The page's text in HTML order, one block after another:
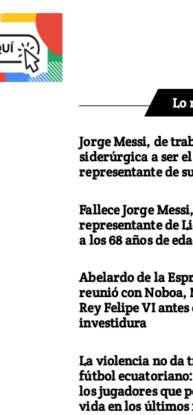
Lo
Jorge Messi, de
siderúrgica a ser el
representante de
Fallece Jorge
representante de
a los 68 años de
Abelardo de la
reunió con Noboa,
Rey Felipe VI antes
investidura
La violencia no da
fútbol ecuatoriano:
los jugadores que
vida en los últimos